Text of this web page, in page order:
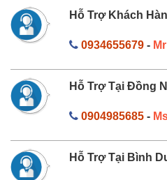
Hỗ Trợ Khách
0934655679-
Hỗ Trợ Tại Đồng
0904985685-
Hỗ Trợ Tại Bình